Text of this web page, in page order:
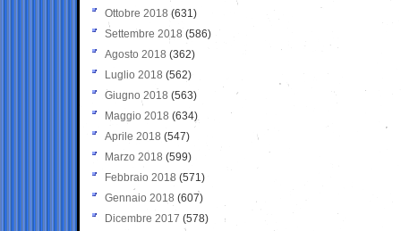
Ottobre 2018 (631)
Settembre 2018 (586)
Agosto 2018 (362)
Luglio 2018 (562)
Giugno 2018 (563)
Maggio 2018 (634)
Aprile 2018 (547)
Marzo 2018 (599)
Febbraio 2018 (571)
Gennaio 2018 (607)
Dicembre 2017 (578)